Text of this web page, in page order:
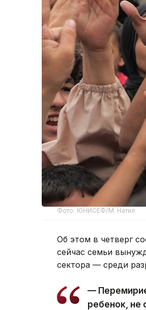
Фото: ЮНИСЕФ/М. Натил
Об этом в четверг
сейчас семьи
сектора — среди
—
ребенок, не